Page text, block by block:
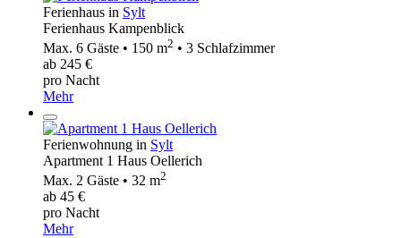
Ferienhaus in Sylt
Ferienhaus Kampenblick
Max. 6 Gäste • 150 m2 • 3 Schlafzimmer
ab 245 €
pro Nacht
Mehr
Ferienwohnung in Sylt
Apartment 1 Haus Oellerich
Max. 2 Gäste • 32 m2
ab 45 €
pro Nacht
Mehr